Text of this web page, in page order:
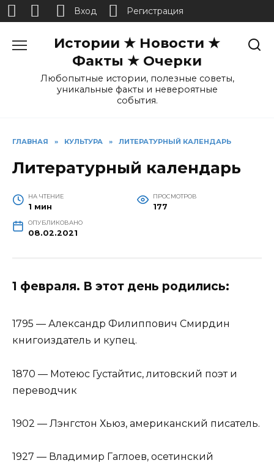
Истории ★ Новости ★
Факты ★ Очерки
Любопытные истории, полезные советы,
уникальные факты и невероятные
события.
ГЛАВНАЯ » КУЛЬТУРА » ЛИТЕРАТУРНЫЙ КАЛЕНДАРЬ
Литературный календарь
НА ЧТЕНИЕ
1 мин
ПРОСМОТРОВ
177
ОПУБЛИКОВАНО
08.02.2021
1 февраля. В этот день родились:
1795 — Александр Филиппович Смирдин
книгоиздатель и купец.
1870 — Мотеюс Густайтис, литовский поэт и
переводчик
1902 — Лэнгстон Хьюз, американский писатель.
1927 — Владимир Гаглоев, осетинский
Вход Регистрация